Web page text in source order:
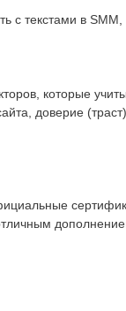
с текстами в
которые
доверие